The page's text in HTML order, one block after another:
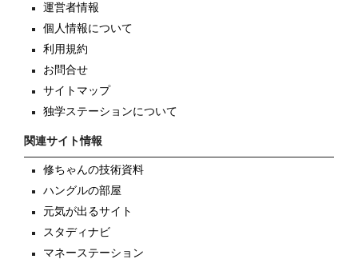
運営者情報
個人情報について
利用規約
お問合せ
サイトマップ
独学ステーションについて
関連サイト情報
修ちゃんの技術資料
ハングルの部屋
元気が出るサイト
スタディナビ
マネーステーション